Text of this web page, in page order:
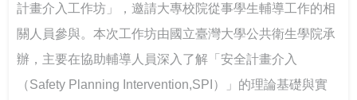
像回娘家一樣的輔導網絡— 北二區輔諮中心打造有溫度
的專業連結
115年度大專校院特教服務表揚 歡迎踴躍報名
實全人教育願景
落實法治扎根生活 補助大學法律系所推動法治教育
聽見生命，回歸初心 生命教育廣播節目－「臺灣生命教
計畫介入工作坊」，邀請大專校院從事學生輔導工作的相
關人員參與。本次工作坊由國立臺灣大學公共衛生學院承
辦，主要在協助輔導人員深入了解「安全計畫介入
（Safety Planning Intervention,SPI）」的理論基礎與實